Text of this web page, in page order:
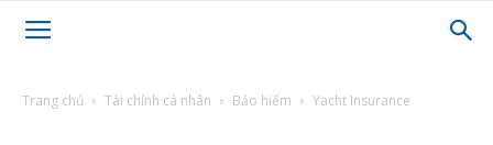
Trang chủ Tài chính cá nhân Bảo hiểm Yacht Insurance